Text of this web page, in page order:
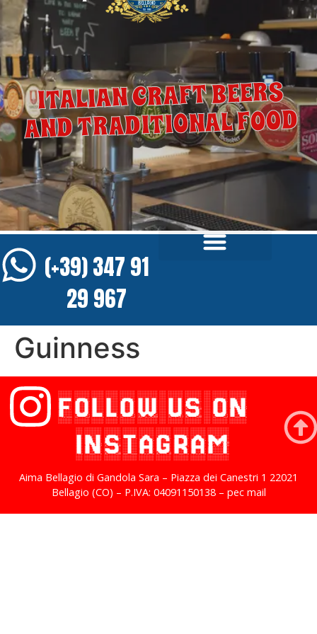
ITALIAN CRAFT BEERS
AND TRADITIONAL FOOD
(+39) 347 91
29 967
Guinness
FOLLOW US ON
INSTAGRAM
Aima Bellagio di Gandola Sara – Piazza dei Canestri 1 22021
Bellagio (CO) – P.IVA: 04091150138 – pec mail